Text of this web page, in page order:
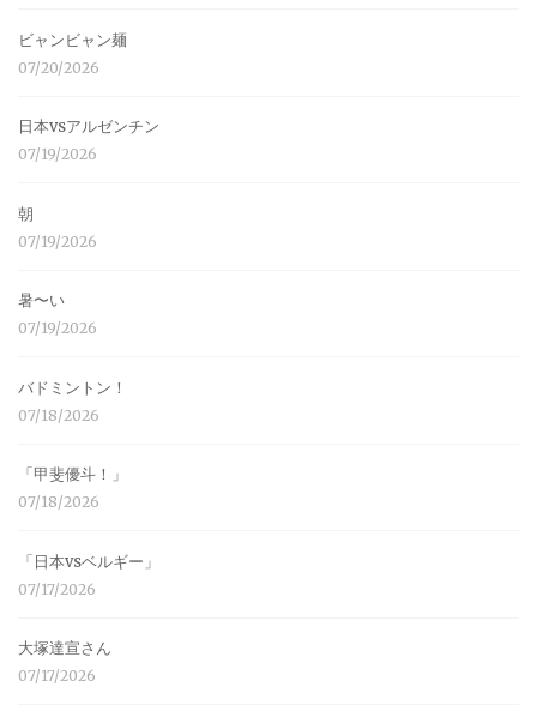
ビャンビャン麺
07/20/2026
日本vsアルゼンチン
07/19/2026
朝
07/19/2026
暑〜い
07/19/2026
バドミントン！
07/18/2026
「甲斐優斗！」
07/18/2026
「日本vsベルギー」
07/17/2026
大塚達宣さん
07/17/2026